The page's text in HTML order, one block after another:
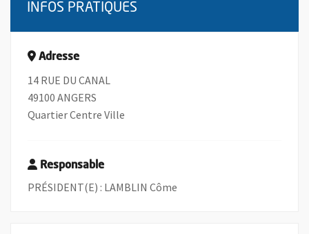
INFOS PRATIQUES
Adresse
14 RUE DU CANAL
49100 ANGERS
Quartier Centre Ville
Responsable
PRÉSIDENT(E) : LAMBLIN Côme